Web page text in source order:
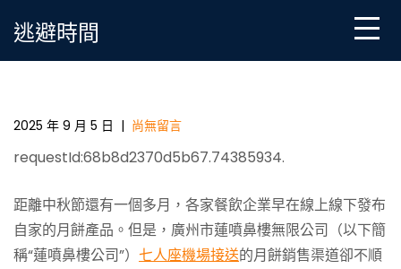
逃避時間
廣州一老字號月餅玩翻天松山機場接送線上銷售受
2025 年 9 月 5 日 | 尚無留言
requestId:68b8d2370d5b67.74385934.
距離中秋節還有一個多月，各家餐飲企業早在線上線下發布
自家的月餅產品。但是，廣州市蓮噴鼻樓無限公司（以下簡
稱“蓮噴鼻樓公司”） 七人座機場接送的月餅銷售渠道卻不順